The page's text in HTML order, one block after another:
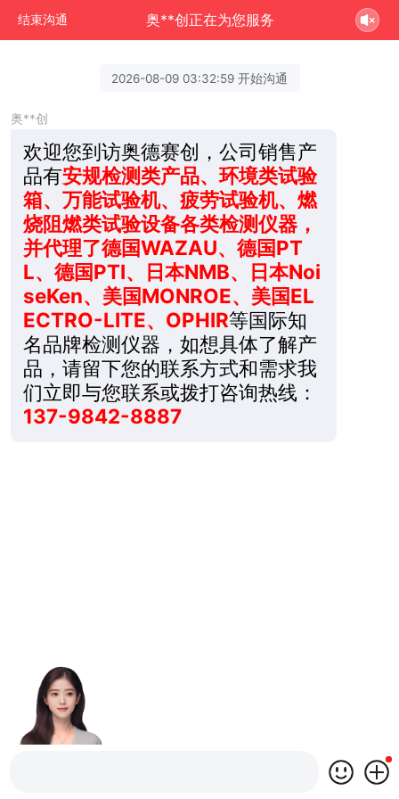
结束沟通 奥**创正在为您服务
2026-08-09 03:32:59 开始沟通
奥**创
欢迎您到访奥德赛创，公司销售产
品有安规检测类产品、环境类试验
箱、万能试验机、疲劳试验机、燃
烧阻燃类试验设备各类检测仪器，
并代理了德国WAZAU、德国PT
L、德国PTI、日本NMB、日本Noi
seKen、美国MONROE、美国EL
ECTRO-LITE、OPHIR等国际知
名品牌检测仪器，如想具体了解产
品，请留下您的联系方式和需求我
们立即与您联系或拨打咨询热线：
137-9842-8887